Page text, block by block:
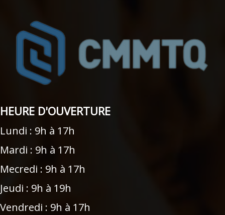
HEURE D'OUVERTURE
Lundi : 9h à 17h
Mardi : 9h à 17h
Mecredi : 9h à 17h
Jeudi : 9h à 19h
Vendredi : 9h à 17h